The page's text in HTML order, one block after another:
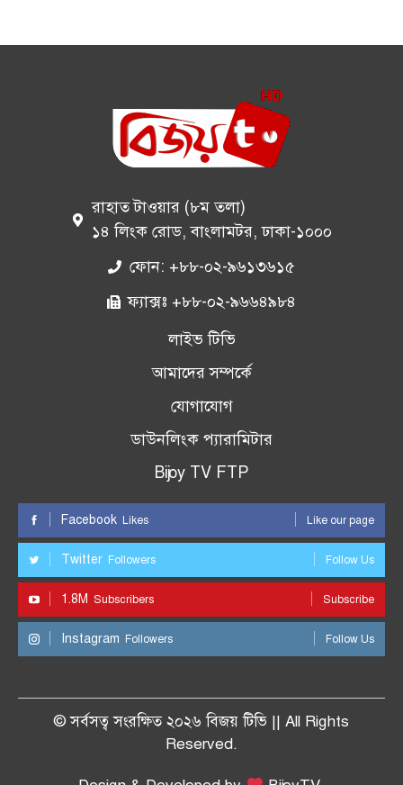
রাহাত টাওয়ার (৮ম তলা)
১৪ লিংক রোড, বাংলামটর, ঢাকা-১০০০
ফোন: +৮৮-০২-৯৬১৩৬১৫
ফ্যাক্সঃ +৮৮-০২-৯৬৬৪৯৮৪
লাইভ টিভি
আমাদের সম্পর্কে
যোগাযোগ
ডাউনলিংক প্যারামিটার
Bijoy TV FTP
Facebook Likes Like our page
Twitter Followers Follow Us
1.8M Subscribers Subscribe
Instagram Followers Follow Us
© সর্বসত্ব সংরক্ষিত ২০২৬ বিজয় টিভি || All Rights
Reserved.